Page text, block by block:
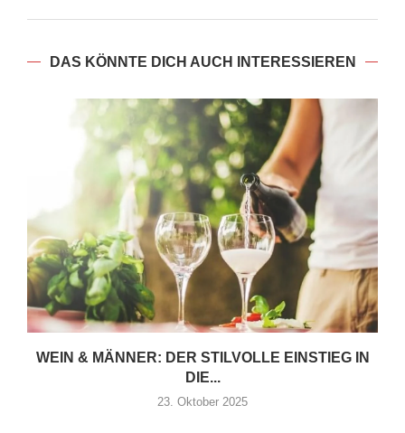
DAS KÖNNTE DICH AUCH INTERESSIEREN
WEIN & MÄNNER: DER STILVOLLE EINSTIEG IN
DIE...
23. Oktober 2025